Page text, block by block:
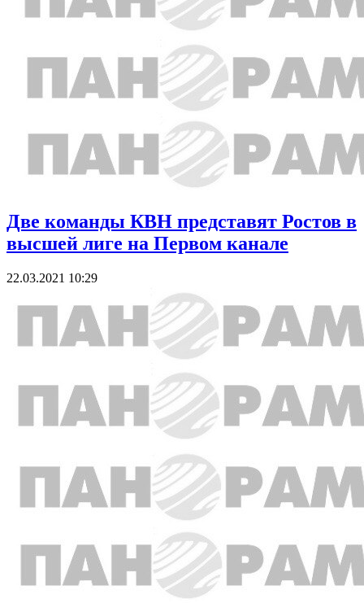
Две команды КВН представят Ростов в
высшей лиге на Первом канале
22.03.2021 10:29